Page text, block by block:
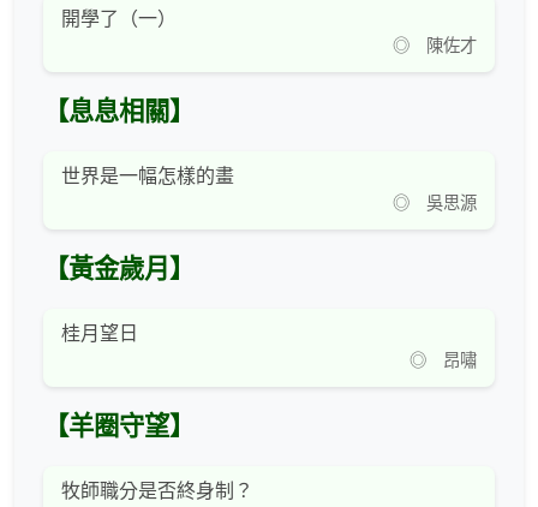
開學了（一）
◎ 陳佐才
【息息相關】
世界是一幅怎樣的畫
◎ 吳思源
【黃金歲月】
桂月望日
◎ 昂嘯
【羊圈守望】
牧師職分是否終身制？